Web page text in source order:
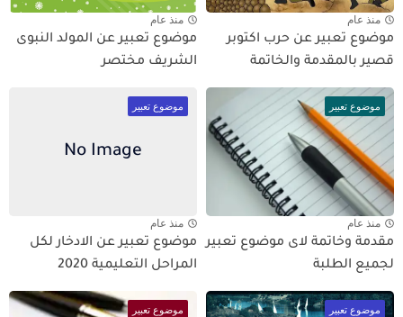
منذ عام
موضوع تعبير عن حرب اكتوبر
قصير بالمقدمة والخاتمة
منذ عام
موضوع تعبير عن المولد النبوى
الشريف مختصر
موضوع تعبير
منذ عام
مقدمة وخاتمة لاى موضوع تعبير
لجميع الطلبة
موضوع تعبير
منذ عام
موضوع تعبير عن الادخار لكل
المراحل التعليمية 2020
موضوع تعبير موضوع تعبير